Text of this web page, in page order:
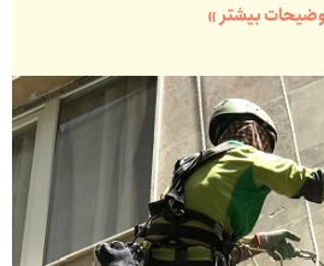
بیشتر »